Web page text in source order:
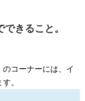
きること。
のコーナーには、イ
。